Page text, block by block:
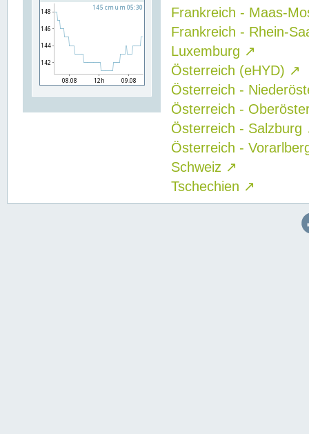
Frankreich - Maas-
Frankreich - Rhein-
Luxemburg ↗
Österreich (eHYD) ↗
Österreich -
Österreich -
Österreich - Salzburg
Österreich -
Schweiz ↗
Tschechien ↗